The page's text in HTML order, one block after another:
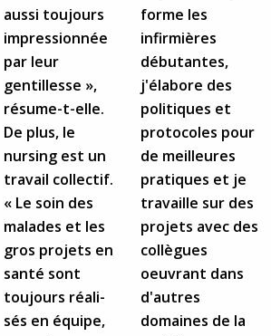
canadienne
pancanadien
de l'Acadie
annuelle
ambigus
procédure pénale
des droits et libertés
consultées
droits de la personne de
Labrador
neuf ou d'occasion ou
terme (leasing) un véhicule
(Secteur Justice)
Covid-19
à Terre-Neuve-et-
l'Aide juridique ?
juridique de Terre-Neuve-
juristes d'expression
RVF 2021
de santé à TNL
dépendances
français (SSF)
à TNL
professionnels de santé
ma fierté !
en français
aussi toujours
impressionnée
par leur
gentillesse »,
résume-t-elle.
De plus, le
nursing est un
travail collectif.
« Le soin des
malades et les
gros projets en
santé sont
toujours réali-
sés en équipe,
forme les
infirmières
débutantes,
j'élabore des
politiques et
protocoles pour
de meilleures
pratiques et je
travaille sur des
projets avec des
collègues
oeuvrant dans
d'autres
domaines de la